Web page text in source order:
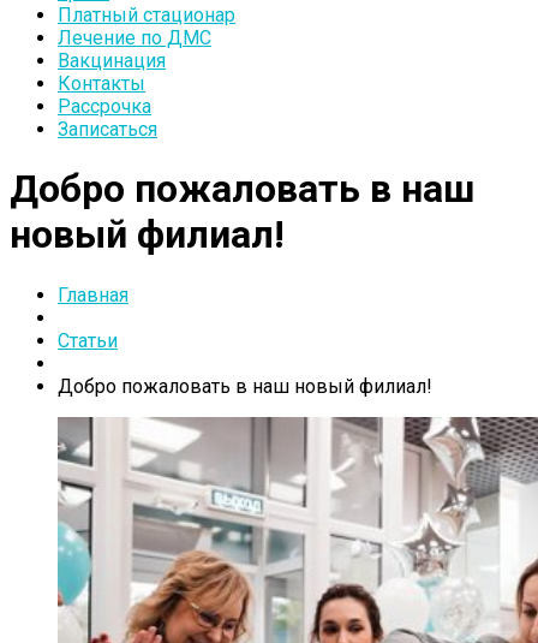
Платный стационар
Лечение по ДМС
Вакцинация
Контакты
Рассрочка
Записаться
Добро пожаловать в наш
новый филиал!
Главная
Статьи
Добро пожаловать в наш новый филиал!